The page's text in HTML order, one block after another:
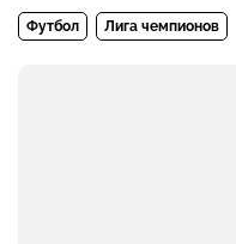
Футбол Лига чемпионов